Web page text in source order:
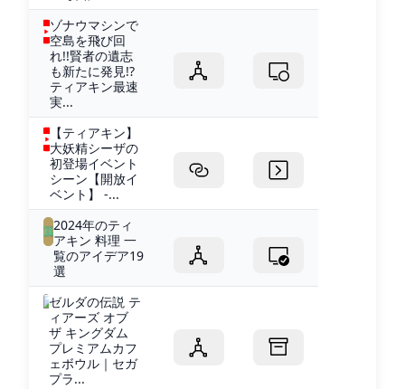
ゾナウマシンで
空島を飛び回
れ!!賢者の遺志
も新たに発見!?
ティアキン最速
実...
【ティアキン】
大妖精シーザの
初登場イベント
シーン【開放イ
ベント】 -...
2024年のティ
アキン 料理 一
覧のアイデア19
選
ゼルダの伝説 テ
ィアーズ オブ
ザ キングダム
プレミアムカフ
ェボウル｜セガ
プラ...